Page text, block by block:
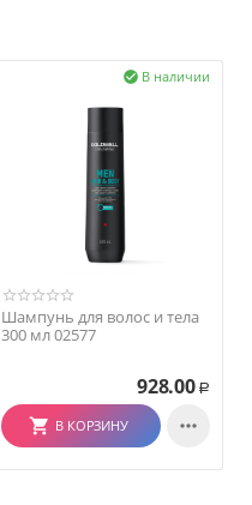
В наличии

Шампунь для волос и тела
300 мл 02577
928.00 Р
В КОРЗИНУ 